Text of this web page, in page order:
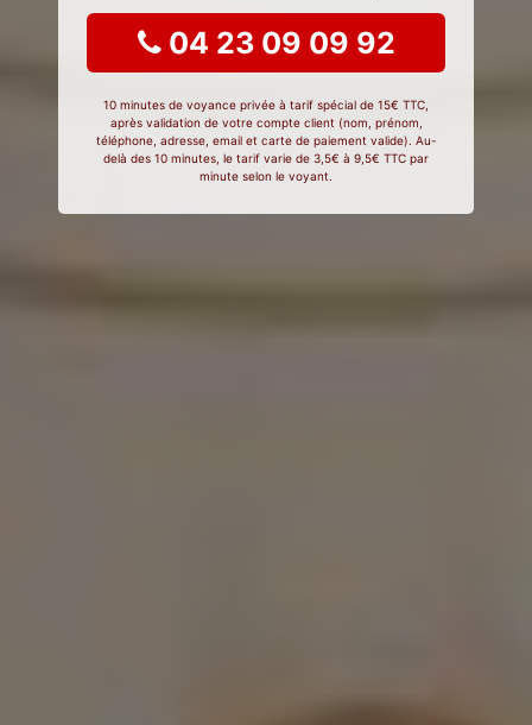
04 23 09 09 92
10 minutes de voyance privée à tarif spécial de 15€ TTC,
après validation de votre compte client (nom, prénom,
téléphone, adresse, email et carte de paiement valide). Au-
delà des 10 minutes, le tarif varie de 3,5€ à 9,5€ TTC par
minute selon le voyant.